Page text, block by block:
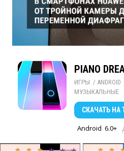
PIANO
ИГРЫ / ANDROID
МУЗЫКАЛЬНЫЕ
СКАЧАТЬ НА
Android 6.0+